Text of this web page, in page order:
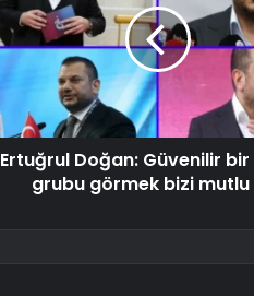
Ertuğrul Doğan: Güvenilir
grubu görmek bizi